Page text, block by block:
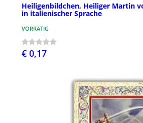
Heiligenbildchen, Heiliger Martin
in italienischer Sprache
VORRÄTIG
€ 0,17